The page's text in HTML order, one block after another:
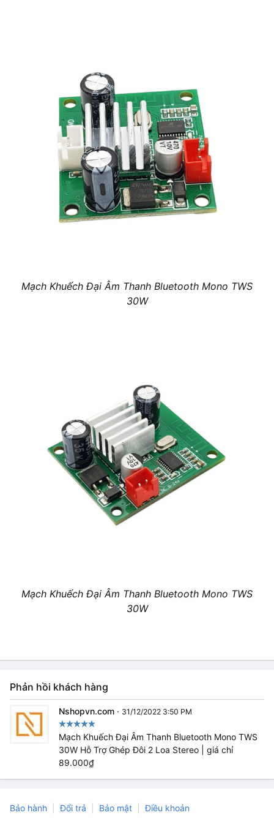
Mạch Khuếch Đại Âm Thanh Bluetooth Mono TWS
30W
Mạch Khuếch Đại Âm Thanh Bluetooth Mono TWS
30W
Phản hồi khách hàng
Nshopvn.com · 31/12/2022 3:50 PM
Mạch Khuếch Đại Âm Thanh Bluetooth Mono TWS
30W Hỗ Trợ Ghép Đôi 2 Loa Stereo | giá chỉ
89.000₫
Bảo hành Đổi trả Bảo mật Điều khoản